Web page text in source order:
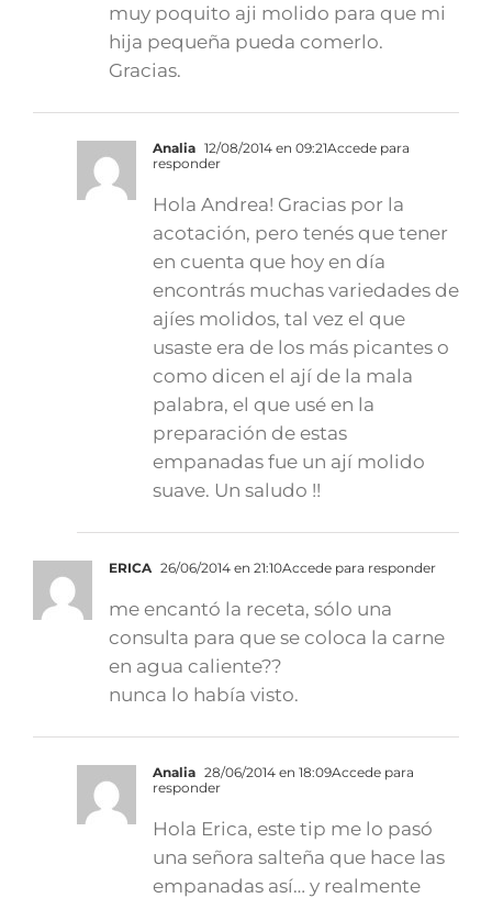
muy poquito aji molido para que mi
hija pequeña pueda comerlo.
Gracias.
Analia 12/08/2014 en 09:21Accede para
responder
Hola Andrea! Gracias por la
acotación, pero tenés que tener
en cuenta que hoy en día
encontrás muchas variedades de
ajíes molidos, tal vez el que
usaste era de los más picantes o
como dicen el ají de la mala
palabra, el que usé en la
preparación de estas
empanadas fue un ají molido
suave. Un saludo !!
ERICA 26/06/2014 en 21:10Accede para responder
me encantó la receta, sólo una
consulta para que se coloca la carne
en agua caliente??
nunca lo había visto.
Analia 28/06/2014 en 18:09Accede para
responder
Hola Erica, este tip me lo pasó
una señora salteña que hace las
empanadas así… y realmente